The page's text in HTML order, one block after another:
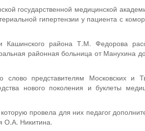
государственной медицинской
гипертензии у пациента с
Кашинского района Т.М. Федорова
районная больница от Манухина
представителям Московских и
нового поколения и буклеты
провела для них педагог
О.А. Никитина.